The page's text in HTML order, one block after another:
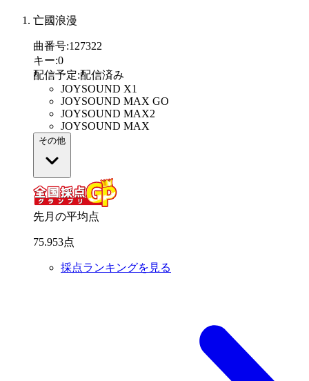
亡國浪漫
曲番号:127322
キー:0
配信予定:配信済み
JOYSOUND X1
JOYSOUND MAX GO
JOYSOUND MAX2
JOYSOUND MAX
その他
先月の平均点
75.953点
採点ランキングを見る